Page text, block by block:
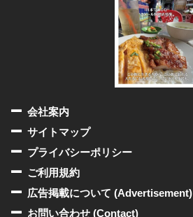
会社案内
サイトマップ
プライバシーポリシー
ご利用規約
広告掲載について (Advertisement)
お問い合わせ (Contact)